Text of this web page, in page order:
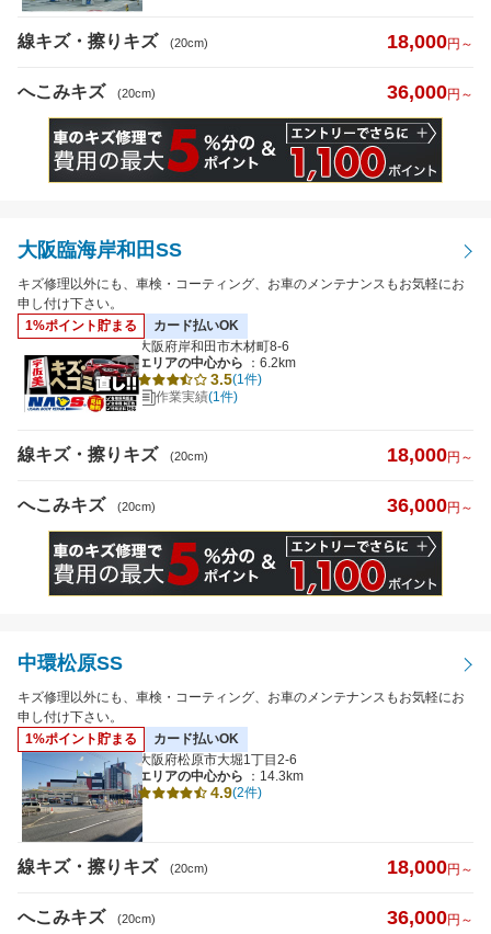
線キズ・擦りキズ (20cm) 18,000円～
へこみキズ (20cm) 36,000円～
大阪臨海岸和田SS
キズ修理以外にも、車検・コーティング、お車のメンテナンスもお気軽にお
申し付け下さい。
1%ポイント貯まる
カード払いOK
大阪府岸和田市木材町8-6
エリアの中心から
：6.2km
3.5(1件)
作業実績(1件)
線キズ・擦りキズ (20cm) 18,000円～
へこみキズ (20cm) 36,000円～
中環松原SS
キズ修理以外にも、車検・コーティング、お車のメンテナンスもお気軽にお
申し付け下さい。
1%ポイント貯まる
カード払いOK
大阪府松原市大堀1丁目2-6
エリアの中心から
：14.3km
4.9(2件)
線キズ・擦りキズ (20cm) 18,000円～
へこみキズ (20cm) 36,000円～